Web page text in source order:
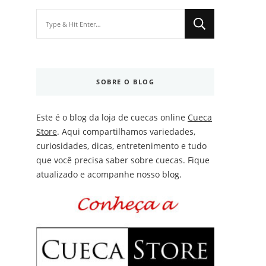
SOBRE O BLOG
Este é o blog da loja de cuecas online Cueca
Store. Aqui compartilhamos variedades,
curiosidades, dicas, entretenimento e tudo
que você precisa saber sobre cuecas. Fique
atualizado e acompanhe nosso blog.